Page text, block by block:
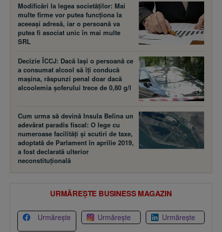
Modificări la legea societăţilor: Mai
multe firme vor putea funcţiona la
aceeaşi adresă, iar o persoană va
putea fi asociat unic în mai multe
SRL
Decizie ÎCCJ: Dacă laşi o persoană ce
a consumat alcool să îţi conducă
maşina, răspunzi penal doar dacă
alcoolemia şoferului trece de 0,80 g/l
Cum urma să devină Insula Belina un
adevărat paradis fiscal: O lege cu
numeroase facilităţi şi scutiri de taxe,
adoptată de Parlament în aprilie 2019,
a fost declarată ulterior
neconstituţională
URMĂREȘTE BUSINESS MAGAZIN
Urmărește Urmărește Urmărește